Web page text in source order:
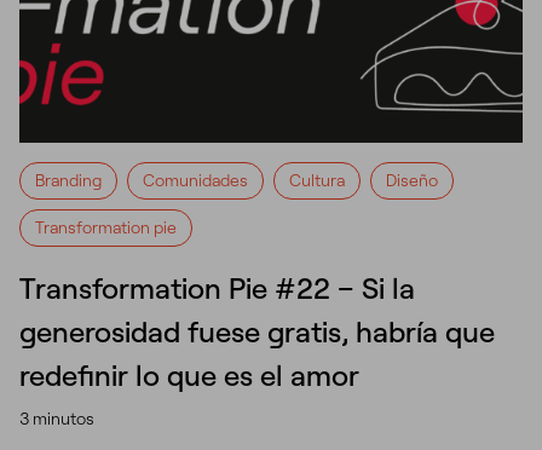
Branding Comunidades Cultura Diseño
Transformation pie
Transformation Pie #22 – Si la
generosidad fuese gratis, habría que
redefinir lo que es el amor
3 minutos